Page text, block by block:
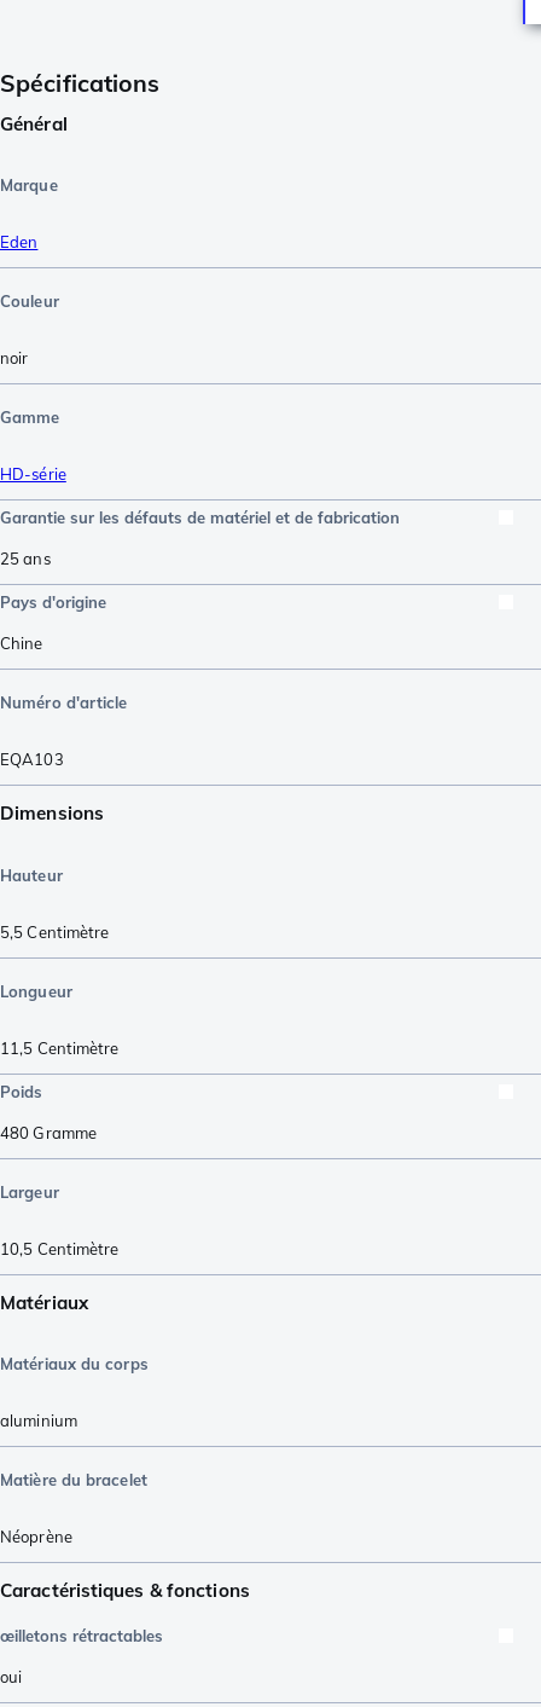
Spécifications
Général
Marque
Eden
Couleur
noir
Gamme
HD-série
Garantie sur les défauts de matériel et de fabrication
25 ans
Pays d'origine
Chine
Numéro d'article
EQA103
Dimensions
Hauteur
5,5Centimètre
Longueur
11,5 Centimètre
Poids
480Gramme
Largeur
10,5 Centimètre
Matériaux
Matériaux du corps
aluminium
Matière du bracelet
Néoprène
Caractéristiques & fonctions
œilletons rétractables
oui